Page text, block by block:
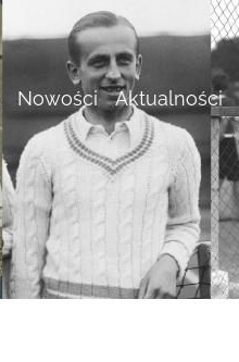
Nowości Aktualności